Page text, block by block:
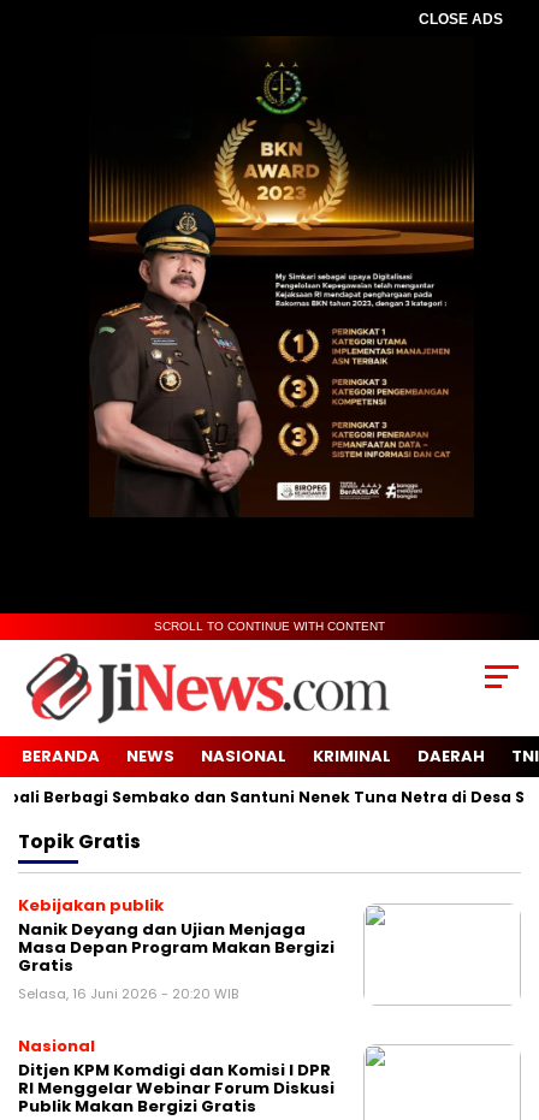
CLOSE ADS
SCROLL TO CONTINUE WITH CONTENT
BERANDA NEWS NASIONAL KRIMINAL DAERAH
Berbagi Sembako dan Santuni Nenek Tuna Netra di Desa
TopikGratis
Kebijakan publik
Nanik Deyang dan Ujian Menjaga
Masa Depan Program Makan Bergizi
Gratis
Selasa, 16 Juni 2026 - 20:20 WIB
Nasional
Ditjen KPM Komdigi dan Komisi I DPR
RI Menggelar Webinar Forum Diskusi
Publik Makan Bergizi Gratis